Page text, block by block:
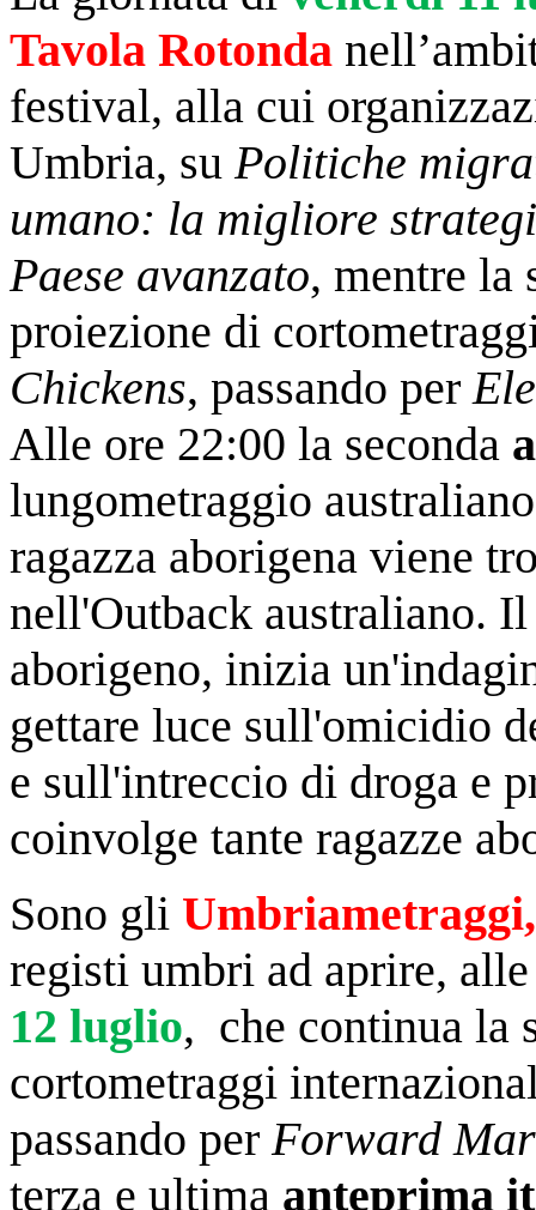
Tavola Rotonda
festival, alla cui
Umbria, su Politiche
umano: la migliore
Paese avanzato, mentre la
proiezione di
Chickens, passando per
Alle ore 22:00 la seconda
lungometraggio
ragazza aborigena viene
nell'Outback australiano.
aborigeno, inizia
gettare luce sull'omicidio
e sull'intreccio di droga e
coinvolge tante ragazze
Sono gli Umbriametraggi,
registi umbri ad aprire,
12 luglio, che continua la
cortometraggi
passando per Forward
terza e ultima anteprima